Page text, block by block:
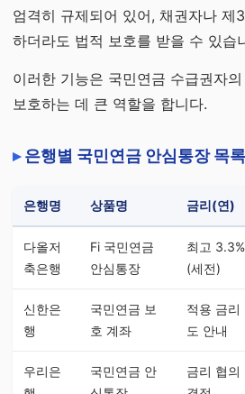
엄격히 규제되어 있어, 채권자나 제
하더라도 법적 보호를 받을 수 있습
이러한 기능은 국민연금 수급권자
보호하는 데 큰 역할을 합니다.
은행별 국민연금 안심통장 목록
은행명 상품명 금리(연)
다올저
축은행
Fi 국민연금
안심통장
최고 3.3%
(세전)
신한은
행
국민연금 보
호 계좌
적용 금리
도 안내
우리은
국민연금 안
금리 협의